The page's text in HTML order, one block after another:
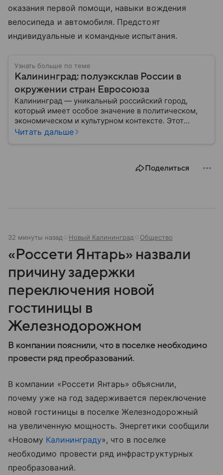
оказания первой помощи, навыки вождения
велосипеда и автомобиля. Предстоят
индивидуальные и командные испытания.
Узнать больше по теме
Калининград: полуэксклав России в
окружении стран Евросоюза
Калининград — уникальный российский город,
который имеет особое значение в политическом,
экономическом и культурном контексте. Этот
город, расположенный в самом сердце Европы,
Читать дальше
Поделиться
32 минуты назад Новый Калининград Общество
«Россети Янтарь» назвали
причину задержки
переключения новой
гостиницы в
Железнодорожном
В компании пояснили, что в поселке необходимо
провести ряд преобразований.
В компании «Россети Янтарь» объяснили,
почему уже на год задерживается переключение
новой гостиницы в поселке Железнодорожный
на увеличенную мощность. Энергетики сообщили
«Новому Калининграду», что в поселке
необходимо провести ряд инфраструктурных
преобразований.